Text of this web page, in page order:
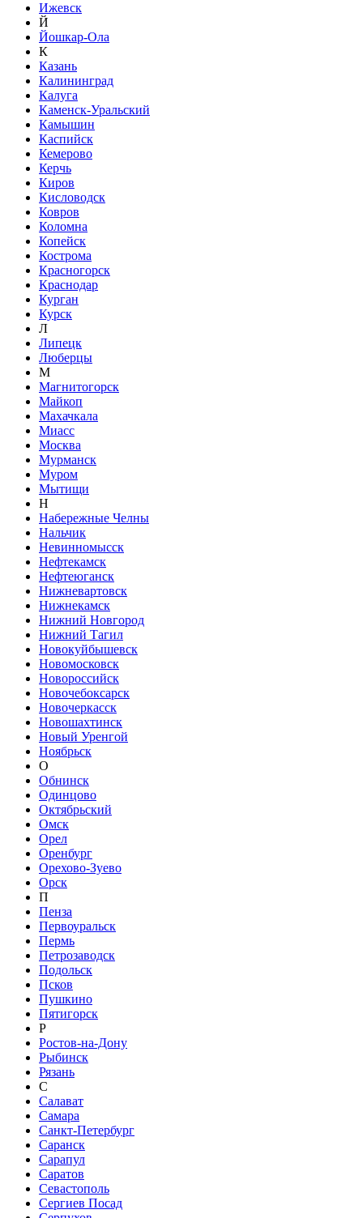
Ижевск
Й
Йошкар-Ола
К
Казань
Калининград
Калуга
Каменск-Уральский
Камышин
Каспийск
Кемерово
Керчь
Киров
Кисловодск
Ковров
Коломна
Копейск
Кострома
Красногорск
Краснодар
Курган
Курск
Л
Липецк
Люберцы
М
Магнитогорск
Майкоп
Махачкала
Миасс
Москва
Мурманск
Муром
Мытищи
Н
Набережные Челны
Нальчик
Невинномысск
Нефтекамск
Нефтеюганск
Нижневартовск
Нижнекамск
Нижний Новгород
Нижний Тагил
Новокуйбышевск
Новомосковск
Новороссийск
Новочебоксарск
Новочеркасск
Новошахтинск
Новый Уренгой
Ноябрьск
О
Обнинск
Одинцово
Октябрьский
Омск
Орел
Оренбург
Орехово-Зуево
Орск
П
Пенза
Первоуральск
Пермь
Петрозаводск
Подольск
Псков
Пушкино
Пятигорск
Р
Ростов-на-Дону
Рыбинск
Рязань
С
Салават
Самара
Санкт-Петербург
Саранск
Сарапул
Саратов
Севастополь
Сергиев Посад